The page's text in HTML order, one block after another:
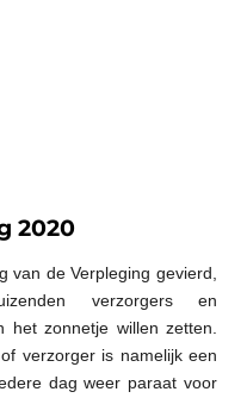
2020
van de Verpleging gevierd,
verzorgers en
het zonnetje willen zetten.
verzorger is namelijk een
dag weer paraat voor